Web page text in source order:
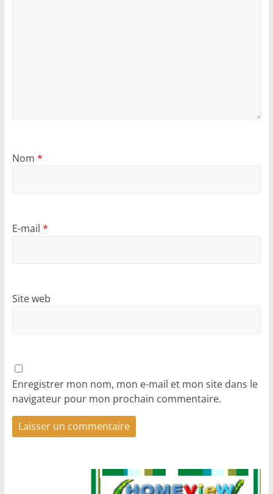
Nom *
E-mail *
Site web
Enregistrer mon nom, mon e-mail et mon site dans le
navigateur pour mon prochain commentaire.